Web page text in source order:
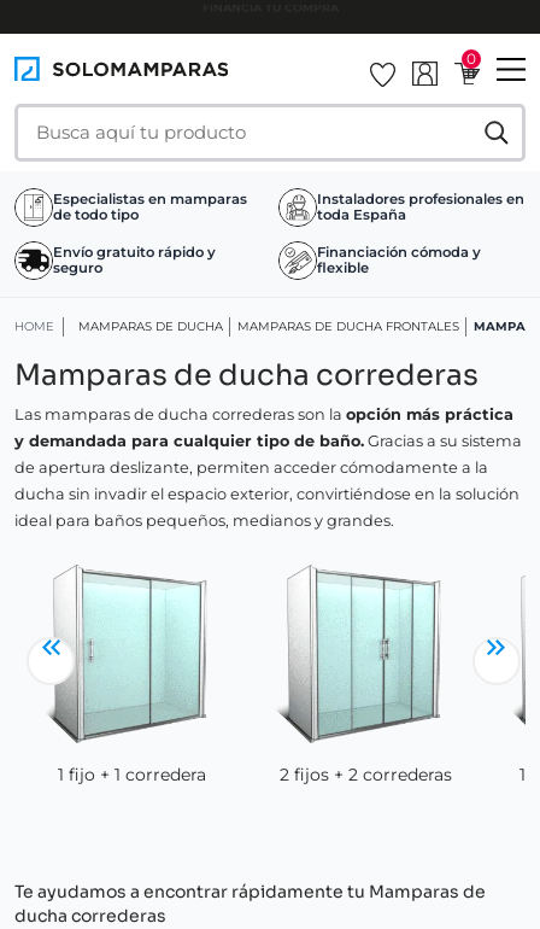
0
Especialistas en mamparas
de todo tipo
Instaladores profesionales en
toda España
Envío gratuito rápido y
seguro
Financiación cómoda y
flexible
HOME MAMPARAS DE DUCHA MAMPARAS DE DUCHA FRONTALES
Mamparas de ducha correderas
Las mamparas de ducha correderas son la opción más práctica
y demandada para cualquier tipo de baño. Gracias a su sistema
de apertura deslizante, permiten acceder cómodamente a la
ducha sin invadir el espacio exterior, convirtiéndose en la solución
ideal para baños pequeños, medianos y grandes.
1 fijo + 1 corredera 2 fijos + 2 correderas 1
Te ayudamos a encontrar rápidamente tu Mamparas de
ducha correderas